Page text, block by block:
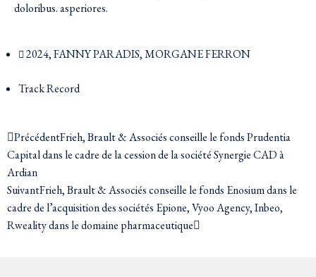
doloribus. asperiores.
2024,FANNY PARADIS,MORGANE FERRON
Track Record
PrécédentFrieh, Brault & Associés conseille le fonds Prudentia
Capital dans le cadre de la cession de la société Synergie CAD à
Ardian
SuivantFrieh, Brault & Associés conseille le fonds Enosium dans le
cadre de l’acquisition des sociétés Epione, Vyoo Agency, Inbeo,
Rweality dans le domaine pharmaceutique